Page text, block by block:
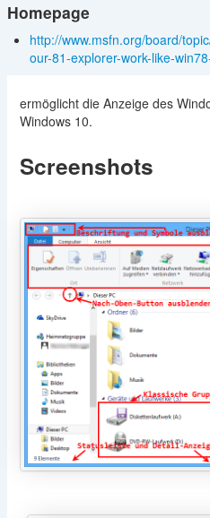
Homepage
http://www.msfn.org/board/
our-81-explorer-work-like-
ermöglicht die Anzeige des
Windows 10.
Screenshots